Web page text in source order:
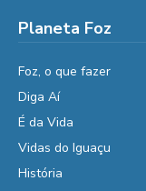
Planeta Foz
Foz, o que fazer
Diga Aí
É da Vida
Vidas do Iguaçu
História